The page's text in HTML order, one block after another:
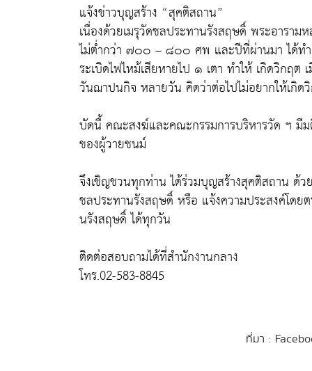
แจ้งข่าวบุญสร้าง “สุคติสถาน”
เนื่องด้วยเมรุวัดชลประทานรังสฤษดิ์ พระอารา
ไม่ต่ำกว่า ๗๐๐ – ๘๐๐ ศพ และปีที่ผ่านมา ได้ท
ระเบิดไฟไหม้เสียหายไป ๑ เตา ทำให้ เกิดวิกฤ
วันฌาปนกิจ หลายวัน คิดว่าต่อไปไม่อยากให้เกิด
บัดนี้ คณะสงฆ์และคณะกรรมการบริหารวัด ฯ มีม
ของผู้วายชนม์
จึงเชิญชวนทุกท่าน ได้ร่วมบุญสร้างสุคติสถาน ด้
ชลประทานรังสฤษดิ์ หรือ แจ้งความประสงค์โด
นรังสฤษดิ์ ได้ทุกวัน
ติดต่อสอบถามได้ที่สำนักงานกลาง
โทร.02-583-8845
ที่มา :